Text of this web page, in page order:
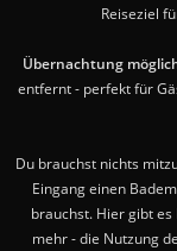
Reiseziel
Übernachtung
entfernt - perfekt für
Du brauchst nichts
Eingang einen
brauchst. Hier gibt
mehr - die Nutzung